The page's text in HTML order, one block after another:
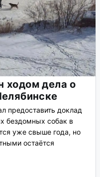
ходом дела о
предоставить доклад
бездомных собак в
уже свыше года, но
остаётся